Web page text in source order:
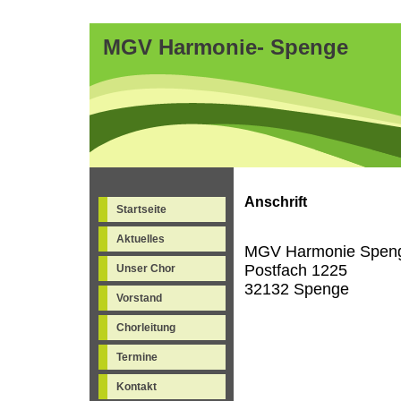
MGV Harmonie- Spenge
Startseite
Aktuelles
Unser Chor
Vorstand
Chorleitung
Termine
Kontakt
Anschrift
MGV Harmonie
Postfach 1225
32132 Spenge